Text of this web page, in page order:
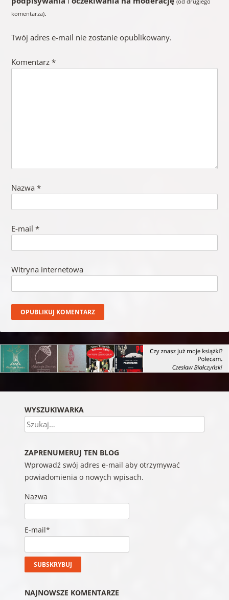
komentarza).
Twój adres e-mail nie zostanie opublikowany.
Komentarz *
Nazwa *
E-mail *
Witryna internetowa
WYSZUKIWARKA
Szukaj
ZAPRENUMERUJ TEN BLOG
Wprowadź swój adres e-mail aby otrzymywać
powiadomienia o nowych wpisach.
Nazwa
E-mail*
NAJNOWSZE KOMENTARZE